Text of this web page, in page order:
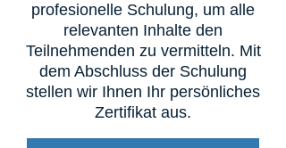
profesionelle Schulung, um alle
relevanten Inhalte den
Teilnehmenden zu vermitteln. Mit
dem Abschluss der Schulung
stellen wir Ihnen Ihr persönliches
Zertifikat aus.